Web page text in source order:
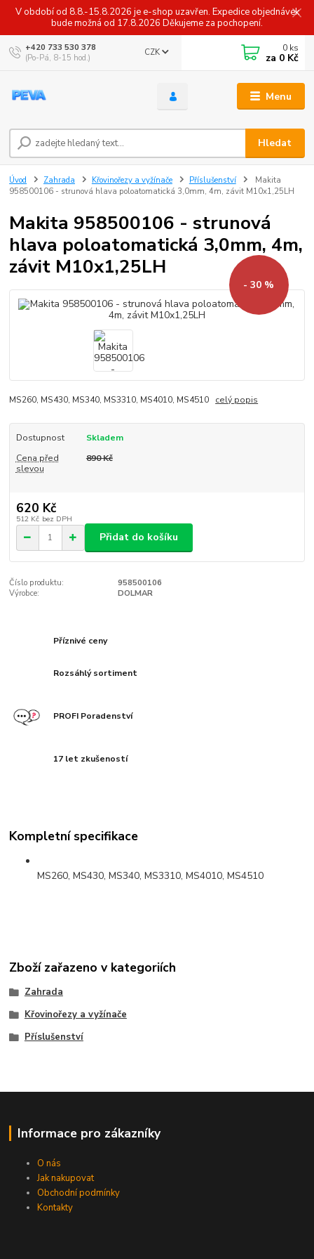
V období od 8.8.-15.8.2026 je e-shop uzavřen. Expedice objednávek
bude možná od 17.8.2026 Děkujeme za pochopení.
Menu
CZK
Hledat
+420 733 530 378
(Po-Pá, 8-15 hod.)
0 ks
za 0 Kč
Úvod Zahrada Křovinořezy a vyžínače Příslušenství
Makita
958500106 - strunová hlava poloatomatická 3,0mm, 4m, závit M10x1,25LH
Makita 958500106 - strunová
hlava poloatomatická 3,0mm, 4m,
závit M10x1,25LH
- 30 %
MS260, MS430, MS340, MS3310, MS4010, MS4510 celý popis
Dostupnost
Skladem
Cena před
slevou
890 Kč
620 Kč
512 Kč bez DPH
Přidat do košíku
Číslo produktu:
958500106
Výrobce:
DOLMAR
Příznivé ceny
Rozsáhlý sortiment
PROFI Poradenství
17 let zkušeností
Kompletní specifikace
MS260, MS430, MS340, MS3310, MS4010, MS4510
Zboží zařazeno v kategoriích
Zahrada
Křovinořezy a vyžínače
Příslušenství
Informace pro zákazníky
O nás
Jak nakupovat
Obchodní podmínky
Kontakty